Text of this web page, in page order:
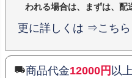
われる場合は、まずは、配
更に詳しくは ⇒こちら
商品代金12000円 以